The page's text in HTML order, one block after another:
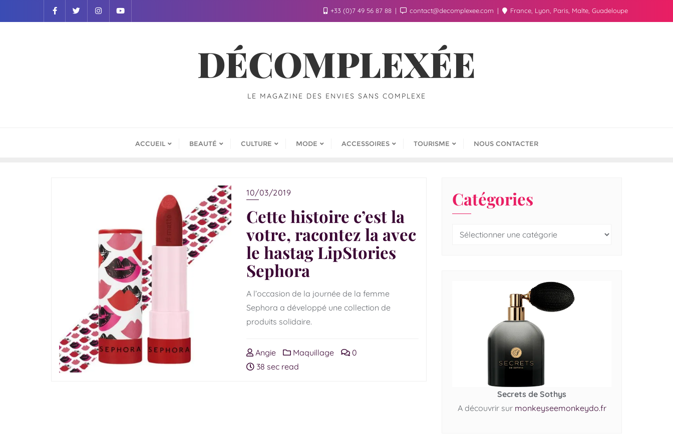
+33 (0)7 49 56 87 88 contact@decomplexee.com France, Lyon, Paris, Malte, Guadeloupe
DÉCOMPLEXÉE
LE MAGAZINE DES ENVIES SANS COMPLEXE
ACCUEIL BEAUTÉ CULTURE MODE ACCESSOIRES TOURISME NOUS CONTACTER
10/03/2019
Cette histoire c’est la
votre, racontez la avec
le hastag LipStories
Sephora
A l’occasion de la journée de la femme
Sephora a développé une collection de
produits solidaire.
Angie Maquillage
0
38 sec read
Catégories
Secrets de Sothys
A découvrir sur monkeyseemonkeydo.fr